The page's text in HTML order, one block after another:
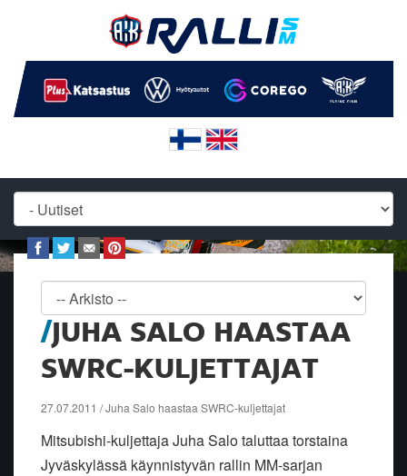
JUHA SALO HAASTAA
SWRC-KULJETTAJAT
27.07.2011 / Juha Salo haastaa SWRC-kuljettajat
Mitsubishi-kuljettaja Juha Salo taluttaa torstaina
Jyväskylässä käynnistyvän rallin MM-sarjan